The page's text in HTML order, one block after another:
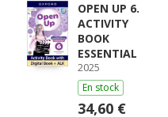
OPEN UP 6.
ACTIVITY
BOOK
ESSENTIAL
2025
En stock
34,60 €